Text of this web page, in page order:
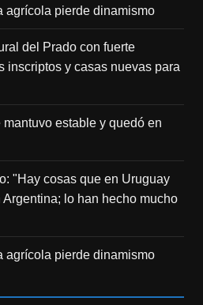
agrícola pierde dinamismo
del Prado con fuerte
inscriptos y casas nuevas para
mantuvo estable y quedó en
"Hay cosas que en Uruguay
lo han hecho mucho
agrícola pierde dinamismo